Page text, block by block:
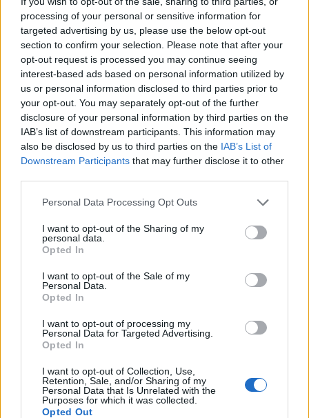
processing of your personal or sensitive information for
targeted advertising by us, please use the below opt-out
section to confirm your selection. Please note that after your
opt-out request is processed you may continue seeing
interest-based ads based on personal information utilized by
us or personal information disclosed to third parties prior to
your opt-out. You may separately opt-out of the further
disclosure of your personal information by third parties on the
IAB’s list of downstream participants. This information may
also be disclosed by us to third parties on the IAB’s List of
Downstream Participants that may further disclose it to other
Personal Data Processing Opt Outs
I want to opt-out of the Sharing of my
personal data.
Opted In
I want to opt-out of the Sale of my
Personal Data.
Opted In
I want to opt-out of processing my
Personal Data for Targeted Advertising.
Opted In
I want to opt-out of Collection, Use,
Retention, Sale, and/or Sharing of my
Personal Data that Is Unrelated with the
Purposes for which it was collected.
Opted Out
Super Διαγωνισμός: Το SKY TRAILS της
PLAYMOBIL μπορεί να γίνει δικό σου!
Κωτσόβολος και Mastercard ταξιδεύουν
τους gamers στην Κίνα για το Παγκόσμιο
Πρωτάθλημα League of Legends